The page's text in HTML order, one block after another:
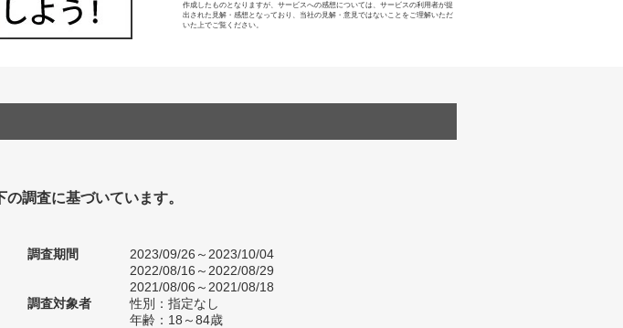
作成したものとなりますが、サービスへの感想については、サービスの利用者が提
出された見解・感想となっており、当社の見解・意見ではないことをご理解いただ
いた上でご覧ください。
調査に基づいています。
調査期間
2023/09/26～2023/10/04
2022/08/16～2022/08/29
2021/08/06～2021/08/18
調査対象者
性別：指定なし
年齢：18～84歳